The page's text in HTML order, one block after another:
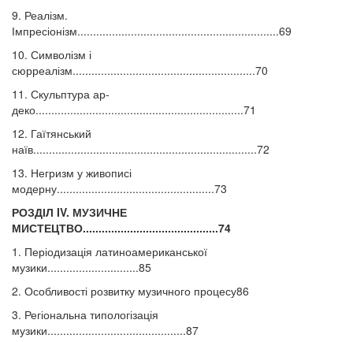
9. Реалізм.
Імпресіонізм................................................................69
10. Символізм і
сюрреалізм..........................................................70
11. Скульптура ар-
деко..................................................................71
12. Гаїтянський
наїв.......................................................................72
13. Негризм у живописі
модерну..................................................73
РОЗДІЛ IV. МУЗИЧНЕ
МИСТЕЦТВО...........................................74
1. Періодизація латиноамериканської
музики.............................85
2. Особливості розвитку музичного процесу86
3. Регіональна типологізація
музики............................................87